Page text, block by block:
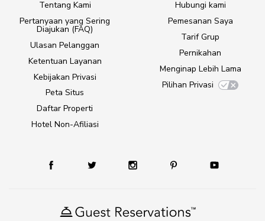
Tentang Kami
Pertanyaan yang Sering
Diajukan (FAQ)
Ulasan Pelanggan
Ketentuan Layanan
Kebijakan Privasi
Peta Situs
Daftar Properti
Hotel Non-Afiliasi
Hubungi kami
Pemesanan Saya
Tarif Grup
Pernikahan
Menginap Lebih Lama
Pilihan Privasi